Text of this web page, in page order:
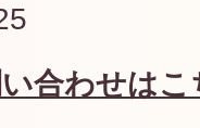
合わせは